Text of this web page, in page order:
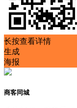
长按查看详情
生成
海报
商客同城